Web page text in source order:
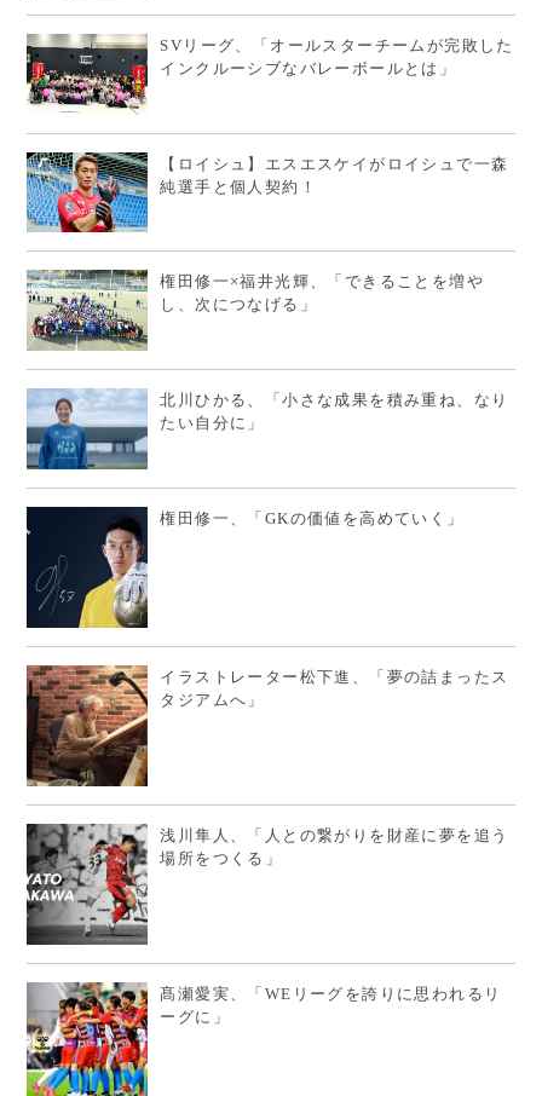
SVリーグ、「オールスターチームが完敗した
インクルーシブなバレーボールとは」
【ロイシュ】エスエスケイがロイシュで一森
純選手と個人契約！
権田修一×福井光輝、「できることを増や
し、次につなげる」
北川ひかる、「小さな成果を積み重ね、なり
たい自分に」
権田修一、「GKの価値を高めていく」
イラストレーター松下進、「夢の詰まったス
タジアムへ」
浅川隼人、「人との繋がりを財産に夢を追う
場所をつくる」
髙瀬愛実、「WEリーグを誇りに思われるリ
ーグに」